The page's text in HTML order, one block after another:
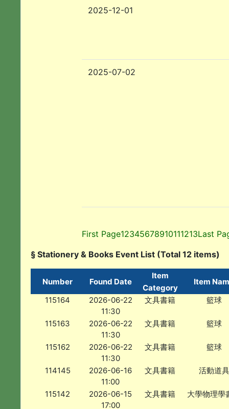
2025-12-01
2025-07-02
First Page12345678910111213Last
§ Stationery & Books Event List (Total 12 items)
Number Found Date
Item
Category
Item
115164
2026-06-22
11:30
文具書籍 籃球
115163
2026-06-22
11:30
文具書籍 籃球
115162
2026-06-22
11:30
文具書籍 籃球
114145
2026-06-16
11:00
文具書籍 活動道具
115142
2026-06-15
17:00
文具書籍 大學物理學